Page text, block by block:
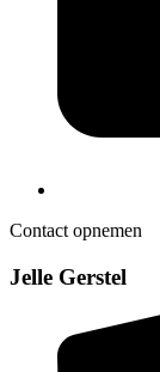
Contact opnemen
Jelle Gerstel